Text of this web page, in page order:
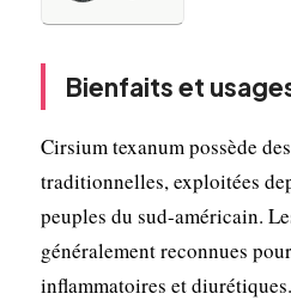
Bienfaits et
Cirsium texanum possède
traditionnelles, exploitées
peuples du sud-américain.
généralement reconnues
inflammatoires et